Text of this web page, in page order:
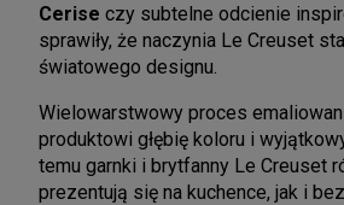
Cerise czy subtelne odcienie
sprawiły, że naczynia Le Creuset
światowego designu.
Wielowarstwowy proces
produktowi głębię koloru i
temu garnki i brytfanny Le Creuset
prezentują się na kuchence, jak i